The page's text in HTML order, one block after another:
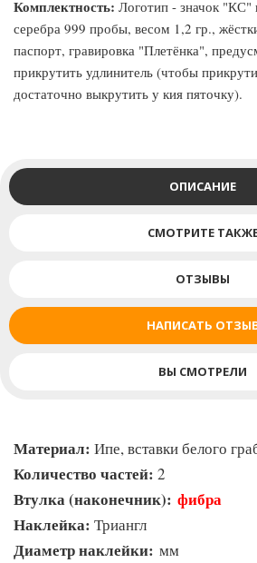
Комплектность: Логотип - значок "КС"
серебра 999 пробы, весом 1,2 гр.,
паспорт, гравировка "Плетёнка",
прикрутить удлинитель (чтобы
достаточно выкрутить у кия пяточку).
ОПИСАНИЕ
СМОТРИТЕ
ОТЗЫВЫ
НАПИСАТЬ
ВЫ СМОТРЕЛИ
Материал: Ипе, вставки белого
Количество частей: 2
Втулка (наконечник): фибра
Наклейка: Триангл
Диаметр наклейки: мм